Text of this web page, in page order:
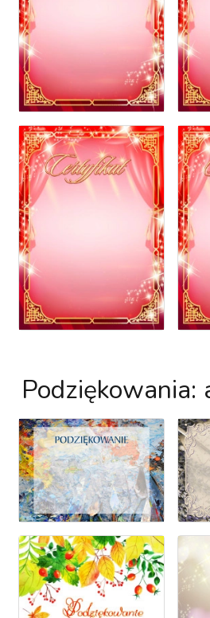
Podziękowania: